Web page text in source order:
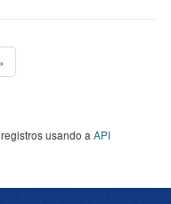
usando a API